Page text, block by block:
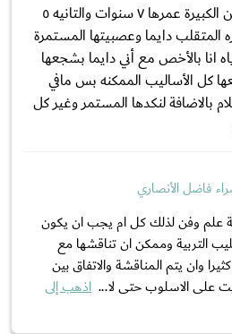
السلام عليكم انا عندي بنتين الكبيرة عمرها ٧ سنوات والتانيه ٥
المتقلب دايما وعصبيتها المستمرة
انا بالأخص مع أني دايما بشجعها
كل الأساليب الممكنه بس مافي
بالاضافة لنكدها المستمر وغير كل
فاضل الأنصاري
علم وفن لذلك كل ام يجب ان يكون
التربية وممكن ان تناقشها مع
وان يتم المناقشة والاتفاق بين
على الاسلوب حتى لا... اذهب إلى